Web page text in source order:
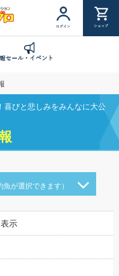
ログイン ショップ
セール・イベント
喜びと悲しみをみんなに大公
魚が選択できます）
示